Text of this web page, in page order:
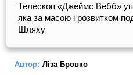
Телескоп «Джеймс Вебб»
яка за масою і розвитком
Шляху
Автор: Ліза Бровко